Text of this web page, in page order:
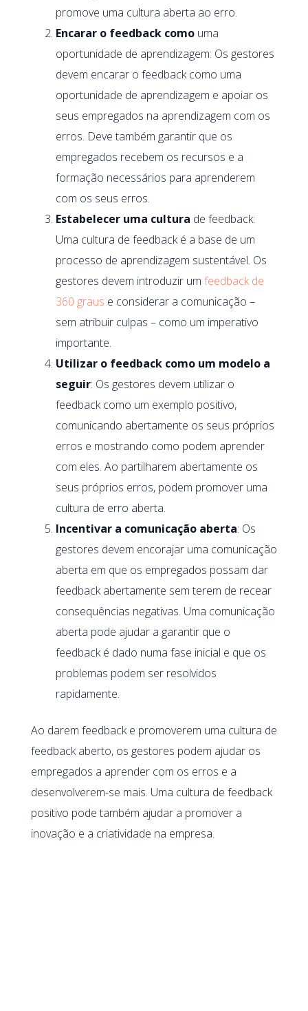
promove uma cultura aberta ao erro.
Encarar o feedback comouma
oportunidade de aprendizagem: Os gestores
devem encarar o feedback como uma
oportunidade de aprendizagem e apoiar os
seus empregados na aprendizagem com os
erros. Deve também garantir que os
empregados recebem os recursos e a
formação necessários para aprenderem
com os seus erros.
Estabelecer uma cultura de feedback:
Uma cultura de feedback é a base de um
processo de aprendizagem sustentável. Os
gestores devem introduzir um feedback de
360 graus e considerar a comunicação –
sem atribuir culpas – como um imperativo
importante.
Utilizar o feedback como um modelo a
seguir: Os gestores devem utilizar o
feedback como um exemplo positivo,
comunicando abertamente os seus próprios
erros e mostrando como podem aprender
com eles. Ao partilharem abertamente os
seus próprios erros, podem promover uma
cultura de erro aberta.
Incentivar a comunicação aberta: Os
gestores devem encorajar uma comunicação
aberta em que os empregados possam dar
feedback abertamente sem terem de recear
consequências negativas. Uma comunicação
aberta pode ajudar a garantir que o
feedback é dado numa fase inicial e que os
problemas podem ser resolvidos
rapidamente.
Ao darem feedback e promoverem uma cultura de
feedback aberto, os gestores podem ajudar os
empregados a aprender com os erros e a
desenvolverem-se mais. Uma cultura de feedback
positivo pode também ajudar a promover a
inovação e a criatividade na empresa.